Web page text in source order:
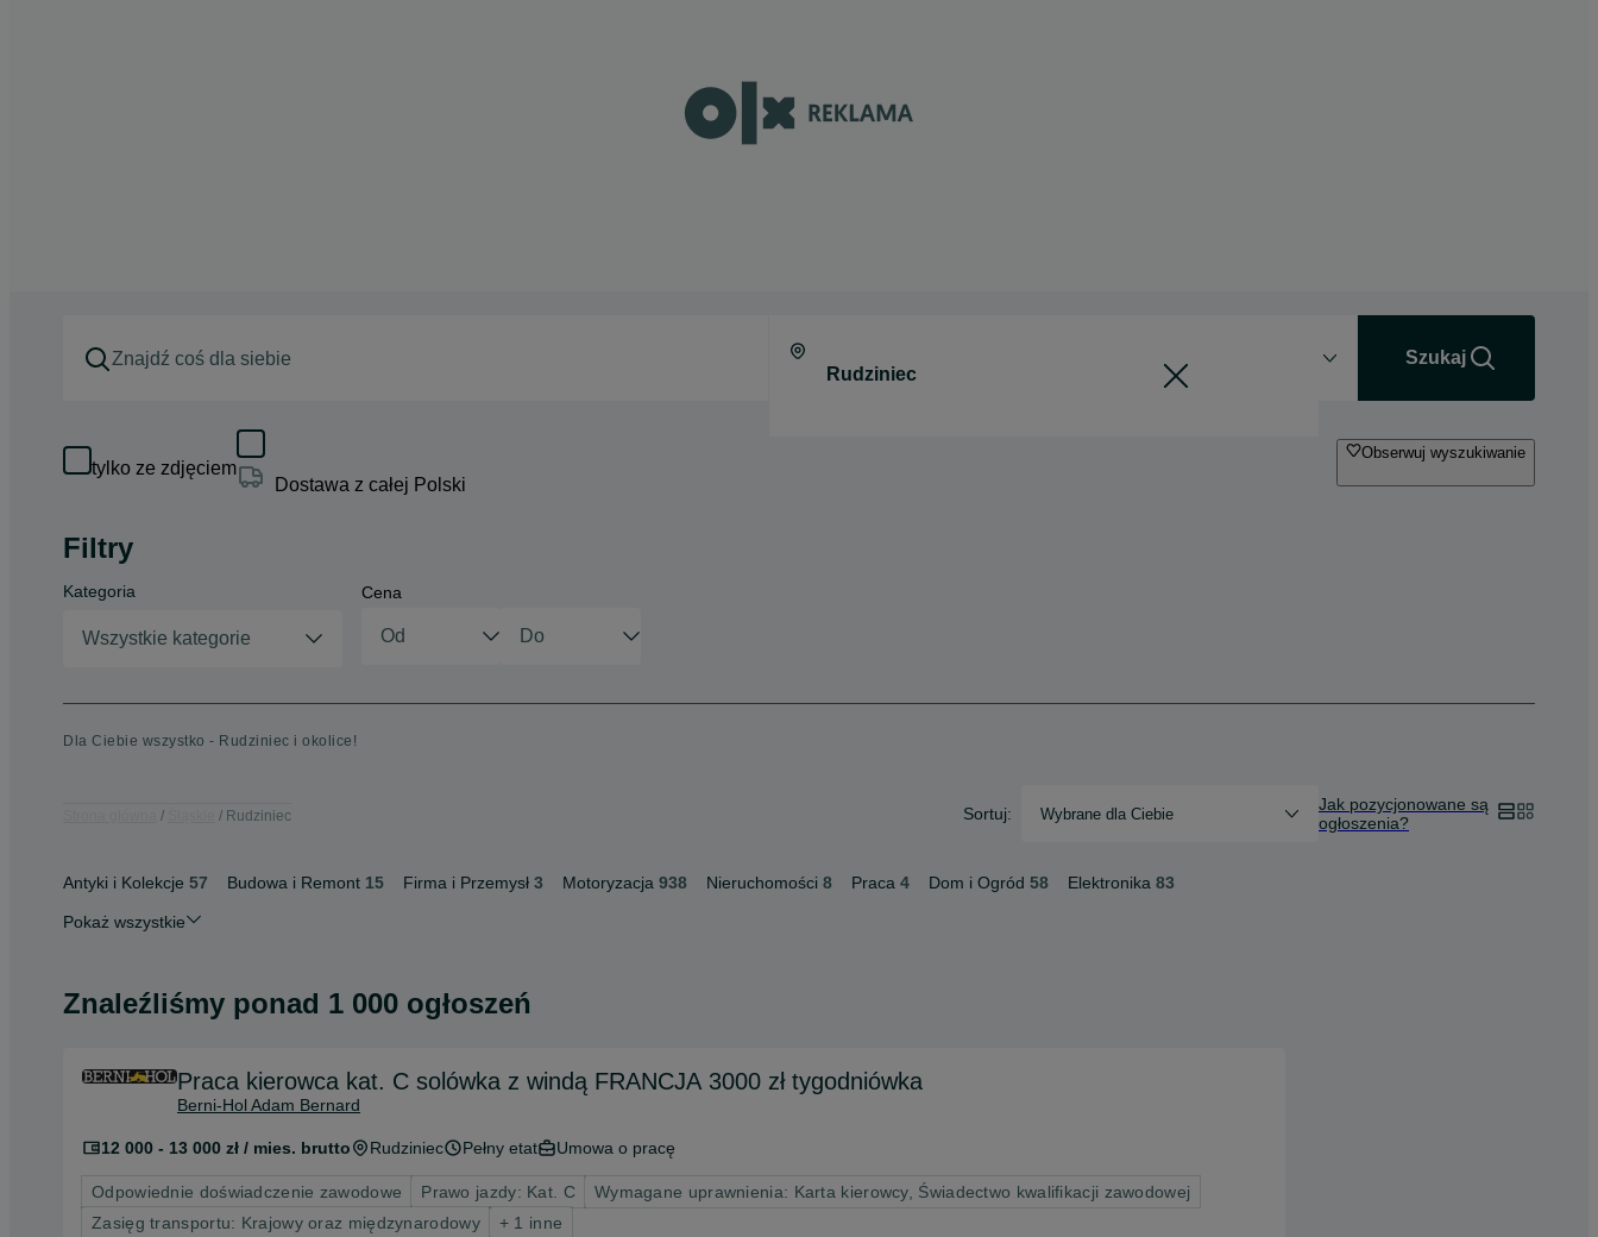
Szukaj
tylko ze zdjęciem
Dostawa z całej Polski
Obserwuj wyszukiwanie
Filtry
Kategoria
Wszystkie kategorie
Cena
Dla Ciebie wszystko - Rudziniec i okolice!
Rudziniec Sortuj: Wybrane dla Ciebie
Jak pozycjonowane są
ogłoszenia?
Antyki i Kolekcje 57 Budowa i Remont 15 Firma i Przemysł 3 Motoryzacja 938 Nieruchomości 8 Praca 4 Dom i Ogród 58 Elektronika 83
Pokaż wszystkie
Znaleźliśmy ponad 1 000 ogłoszeń
Praca kierowca kat. C solówka z windą FRANCJA 3000 zł tygodniówka
Berni-Hol Adam Bernard
12 000 - 13 000 zł / mies. brutto Rudziniec Pełny etat Umowa o pracę
Odpowiednie doświadczenie zawodowe Prawo jazdy: Kat. C
Wymagane uprawnienia: Karta kierowcy, Świadectwo kwalifikacji zawodowej
Zasięg transportu: Krajowy oraz międzynarodowy
+ 1 inne